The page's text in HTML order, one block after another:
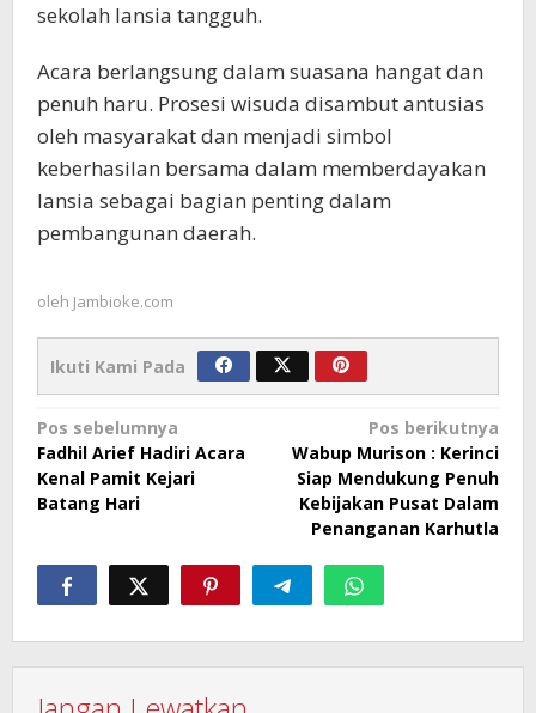
sekolah lansia tangguh.
Acara berlangsung dalam suasana hangat dan
penuh haru. Prosesi wisuda disambut antusias
oleh masyarakat dan menjadi simbol
keberhasilan bersama dalam memberdayakan
lansia sebagai bagian penting dalam
pembangunan daerah.
oleh Jambioke.com
Ikuti Kami Pada
Navigasi
pos
Pos sebelumnya
Fadhil Arief Hadiri Acara
Kenal Pamit Kejari
Batang Hari
Pos berikutnya
Wabup Murison : Kerinci
Siap Mendukung Penuh
Kebijakan Pusat Dalam
Penanganan Karhutla